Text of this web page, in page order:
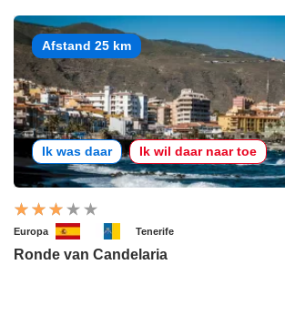
Afstand 25 km
Ik was daar Ik wil daar naar toe
Europa Tenerife
Ronde van Candelaria